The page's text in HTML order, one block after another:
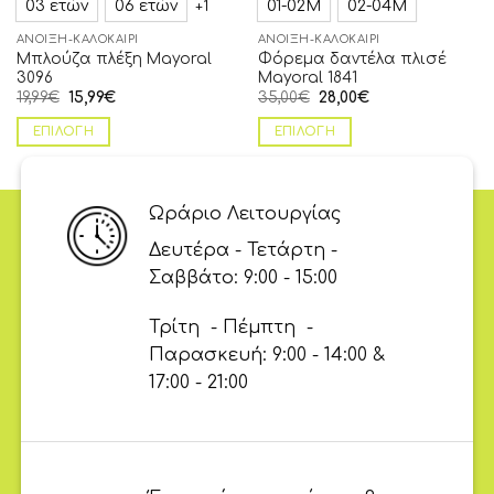
03 ετών 06 ετών +1
ΆΝΟΙΞΗ-ΚΑΛΟΚΑΊΡΙ
Μπλούζα πλέξη Mayoral
3096
19,99€ 15,99€
ΕΠΙΛΟΓΉ
01-02Μ 02-04Μ
ΆΝΟΙΞΗ-ΚΑΛΟΚΑΊΡΙ
Φόρεμα δαντέλα πλισέ
Mayoral 1841
35,00€ 28,00€
ΕΠΙΛΟΓΉ
Ωράριο Λειτουργίας
Δευτέρα - Τετάρτη -
Σαββάτο: 9:00 - 15:00
Τρίτη - Πέμπτη -
Παρασκευή: 9:00 - 14:00 &
17:00 - 21:00